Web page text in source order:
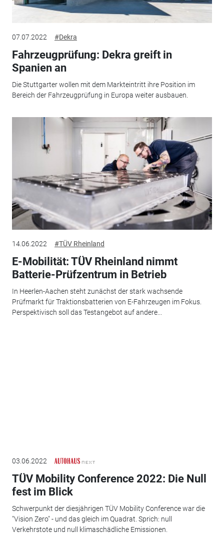
07.07.2022 #Dekra
Fahrzeugprüfung: Dekra greift in
Spanien an
Die Stuttgarter wollen mit dem Markteintritt ihre Position im
Bereich der Fahrzeugprüfung in Europa weiter ausbauen.
14.06.2022 #TÜV Rheinland
E-Mobilität: TÜV Rheinland nimmt
Batterie-Prüfzentrum in Betrieb
In Heerlen-Aachen steht zunächst der stark wachsende
Prüfmarkt für Traktionsbatterien von E-Fahrzeugen im Fokus.
Perspektivisch soll das Testangebot auf andere...
03.06.2022
TÜV Mobility Conference 2022: Die Null
fest im Blick
Schwerpunkt der diesjährigen TÜV Mobility Conference war die
"Vision Zero" - und das gleich im Quadrat. Sprich: null
Verkehrstote und null klimaschädliche Emissionen.